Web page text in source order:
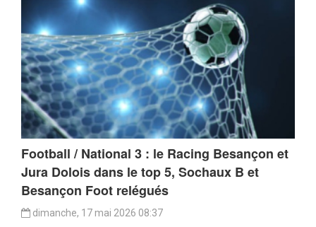
Football / National 3 : le Racing Besançon et
Jura Dolois dans le top 5, Sochaux B et
Besançon Foot relégués
dimanche, 17 mai 2026 08:37